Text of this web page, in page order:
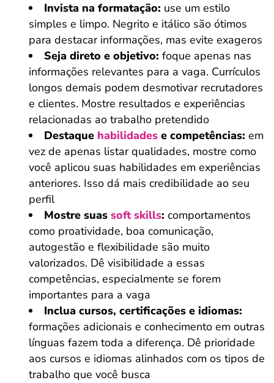
Invista na formatação: use um estilo
simples e limpo. Negrito e itálico são ótimos
para destacar informações, mas evite exageros
Seja direto e objetivo: foque apenas nas
informações relevantes para a vaga. Currículos
longos demais podem desmotivar recrutadores
e clientes. Mostre resultados e experiências
relacionadas ao trabalho pretendido
Destaque habilidades e competências: em
vez de apenas listar qualidades, mostre como
você aplicou suas habilidades em experiências
anteriores. Isso dá mais credibilidade ao seu
perfil
Mostre suas soft skills: comportamentos
como proatividade, boa comunicação,
autogestão e flexibilidade são muito
valorizados. Dê visibilidade a essas
competências, especialmente se forem
importantes para a vaga
Inclua cursos, certificações e idiomas:
formações adicionais e conhecimento em outras
línguas fazem toda a diferença. Dê prioridade
aos cursos e idiomas alinhados com os tipos de
trabalho que você busca